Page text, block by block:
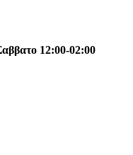
12:00-02:00